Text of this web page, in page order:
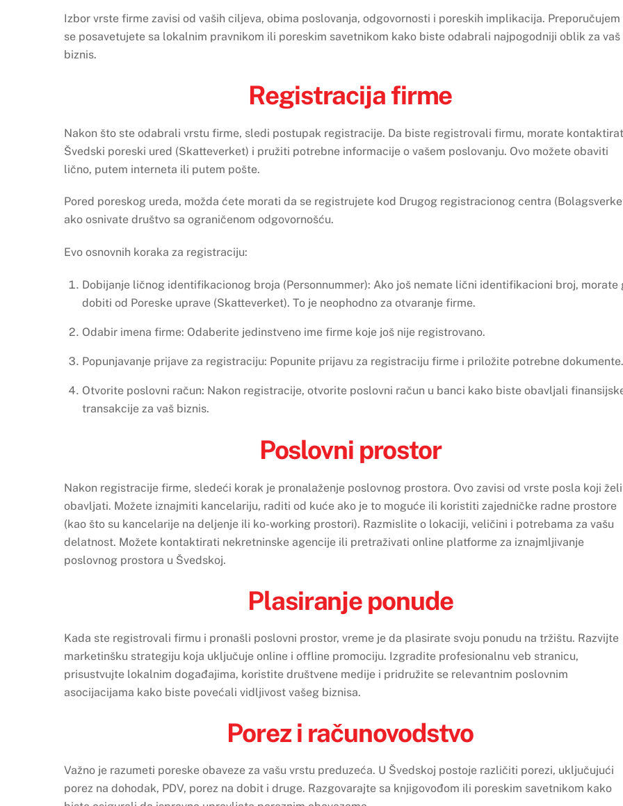
Izbor vrste firme zavisi od vaših ciljeva, obima poslovanja, odgovornosti i poreskih implikacija. Preporučujem
se posavetujete sa lokalnim pravnikom ili poreskim savetnikom kako biste odabrali najpogodniji oblik za vaš
biznis.
Registracija firme
Nakon što ste odabrali vrstu firme, sledi postupak registracije. Da biste registrovali firmu, morate
Švedski poreski ured (Skatteverket) i pružiti potrebne informacije o vašem poslovanju. Ovo možete obaviti
lično, putem interneta ili putem pošte.
Pored poreskog ureda, možda ćete morati da se registrujete kod Drugog registracionog centra
ako osnivate društvo sa ograničenom odgovornošću.
Evo osnovnih koraka za registraciju:
Dobijanje ličnog identifikacionog broja (Personnummer): Ako još nemate lični identifikacioni broj, morate
dobiti od Poreske uprave (Skatteverket). To je neophodno za otvaranje firme.
Odabir imena firme: Odaberite jedinstveno ime firme koje još nije registrovano.
Popunjavanje prijave za registraciju: Popunite prijavu za registraciju firme i priložite potrebne dokumente.
Otvorite poslovni račun: Nakon registracije, otvorite poslovni račun u banci kako biste obavljali
transakcije za vaš biznis.
Poslovni prostor
Nakon registracije firme, sledeći korak je pronalaženje poslovnog prostora. Ovo zavisi od vrste posla koji
obavljati. Možete iznajmiti kancelariju, raditi od kuće ako je to moguće ili koristiti zajedničke radne prostore
(kao što su kancelarije na deljenje ili ko-working prostori). Razmislite o lokaciji, veličini i potrebama za vašu
delatnost. Možete kontaktirati nekretninske agencije ili pretraživati online platforme za iznajmljivanje
poslovnog prostora u Švedskoj.
Plasiranje ponude
Kada ste registrovali firmu i pronašli poslovni prostor, vreme je da plasirate svoju ponudu na tržištu. Razvijte
marketinšku strategiju koja uključuje online i offline promociju. Izgradite profesionalnu veb stranicu,
prisustvujte lokalnim događajima, koristite društvene medije i pridružite se relevantnim poslovnim
asocijacijama kako biste povećali vidljivost vašeg biznisa.
Porez i računovodstvo
Važno je razumeti poreske obaveze za vašu vrstu preduzeća. U Švedskoj postoje različiti porezi, uključujući
porez na dohodak, PDV, porez na dobit i druge. Razgovarajte sa knjigovođom ili poreskim savetnikom kako